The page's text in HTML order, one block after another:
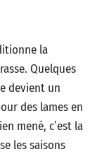
la
Quelques
devient un
des lames en
mené, c’est la
les saisons